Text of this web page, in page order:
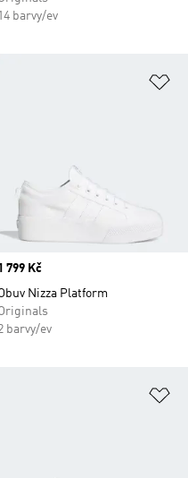
14 barvy/ev
799 Kč
Nizza Platform
barvy/ev